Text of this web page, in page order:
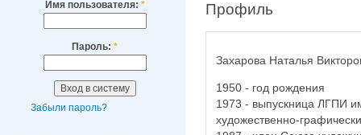
Имя пользователя: *
Пароль: *
Забыли пароль?
Профиль
Захарова Наталья
1950 - год рождения
1973 - выпускница ЛГПИ
художественно-